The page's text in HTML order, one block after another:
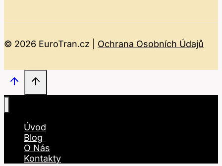
© 2026 EuroTran.cz | Ochrana Osobních Údajů
Úvod
Blog
O Nás
Kontakty